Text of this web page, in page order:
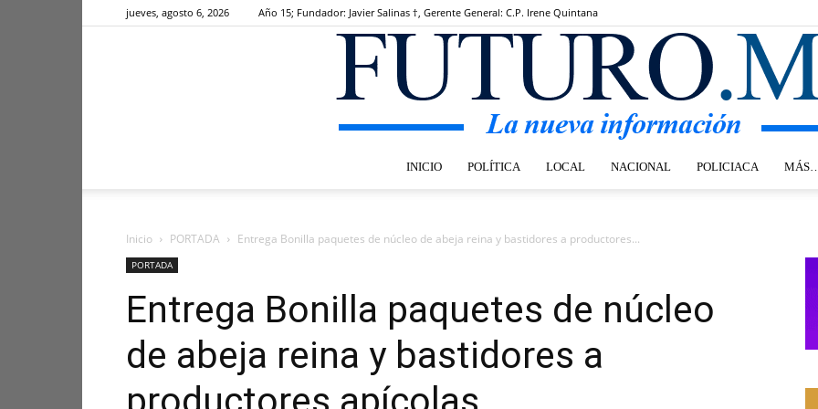
jueves, agosto 6, 2026 Año 15; Fundador: Javier Salinas †, Gerente General: C.P. Irene Quintana
INICIO POLÍTICA LOCAL NACIONAL POLICIACA
Inicio PORTADA Entrega Bonilla paquetes de núcleo de abeja reina y bastidores a productores...
PORTADA
Entrega Bonilla paquetes de núcleo
de abeja reina y bastidores a